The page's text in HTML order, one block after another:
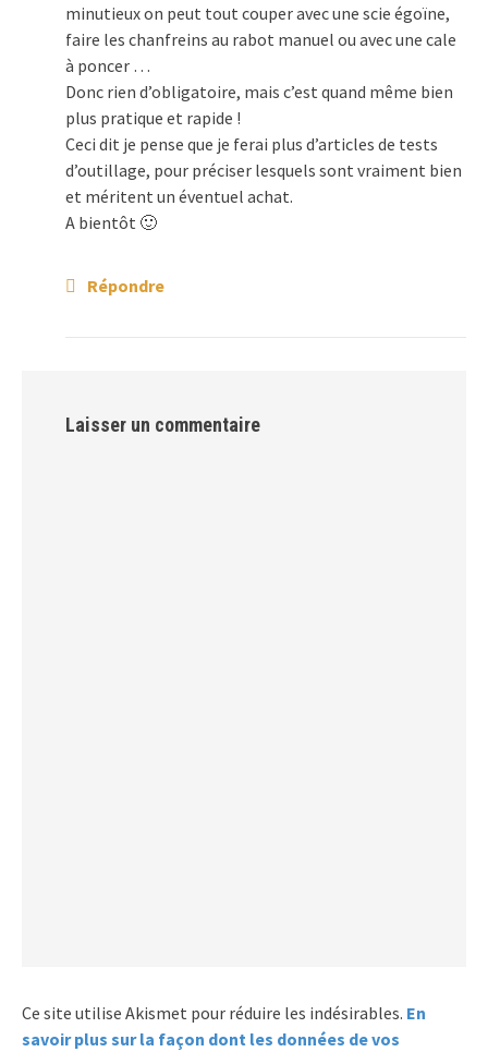
minutieux on peut tout couper avec une scie égoïne,
faire les chanfreins au rabot manuel ou avec une cale
à poncer …
Donc rien d’obligatoire, mais c’est quand même bien
plus pratique et rapide !
Ceci dit je pense que je ferai plus d’articles de tests
d’outillage, pour préciser lesquels sont vraiment bien
et méritent un éventuel achat.
A bientôt 🙂
Répondre
Laisser un commentaire
Ce site utilise Akismet pour réduire les indésirables. En
savoir plus sur la façon dont les données de vos